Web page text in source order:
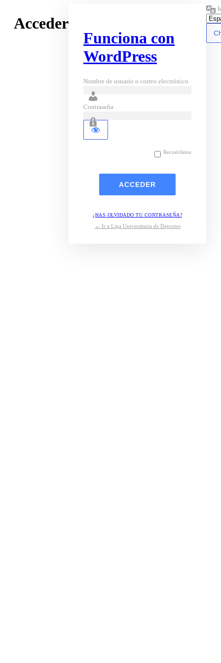
Acceder
Funciona con
WordPress
Nombre de usuario o correo electrónico
Contraseña
Recuérdame
¿HAS OLVIDADO TU CONTRASEÑA?
← Ir a Liga Universitaria de Deportes